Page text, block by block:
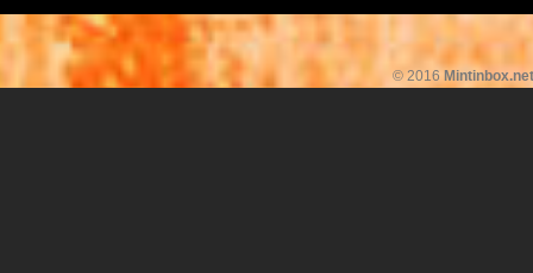
© 2016 Mintinbox.net